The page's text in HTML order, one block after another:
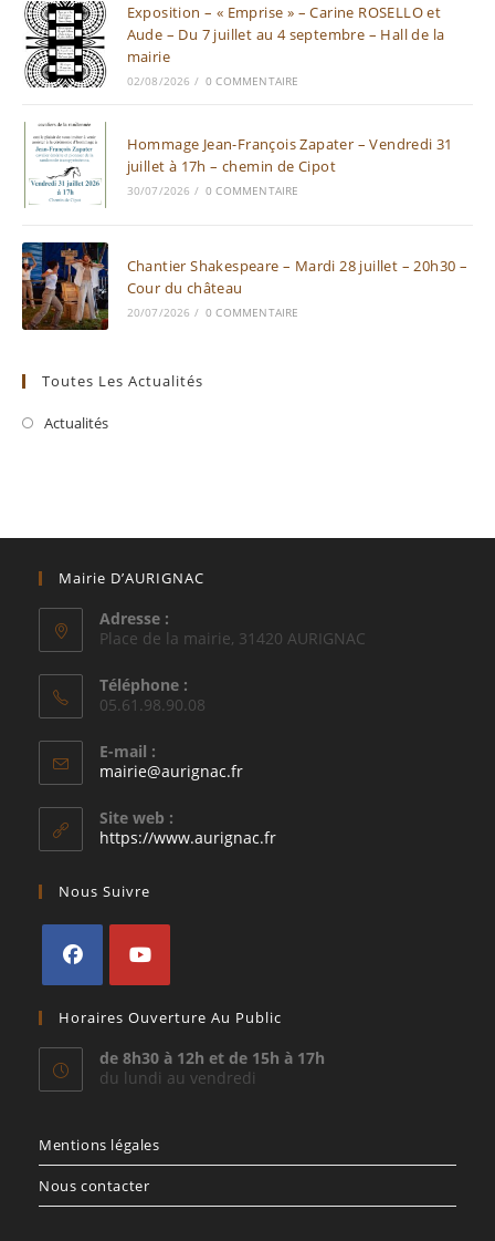
Exposition – « Emprise » – Carine ROSELLO et
Aude – Du 7 juillet au 4 septembre – Hall de la
mairie
02/08/2026 / 0 COMMENTAIRE
Hommage Jean-François Zapater – Vendredi 31
juillet à 17h – chemin de Cipot
30/07/2026 / 0 COMMENTAIRE
Chantier Shakespeare – Mardi 28 juillet – 20h30 –
Cour du château
20/07/2026 / 0 COMMENTAIRE
Toutes Les Actualités
Actualités
Mairie D’AURIGNAC
Adresse :
Place de la mairie, 31420 AURIGNAC
Téléphone :
05.61.98.90.08
E-mail :
mairie@aurignac.frS’ouvre
application
Site web :
https://www.aurignac.fr
Nous Suivre
dans
un
nouvel
dans
un
nouvel
Horaires Ouverture Au Public
de 8h30 à 12h et de 15h à 17h
du lundi au vendredi
Mentions légales
Nous contacter